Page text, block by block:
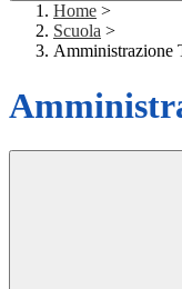
Home >
Scuola >
Amministrazione